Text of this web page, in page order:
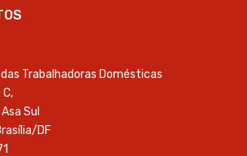
Trabalhadoras Domésticas
Sul
DF